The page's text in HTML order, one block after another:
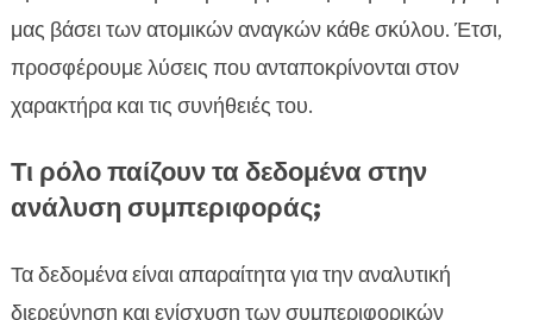
μας βάσει των ατομικών αναγκών κάθε σκύλου. Έτσι,
προσφέρουμε λύσεις που ανταποκρίνονται στον
χαρακτήρα και τις συνήθειές του.
Τι ρόλο παίζουν τα δεδομένα στην
ανάλυση συμπεριφοράς;
Τα δεδομένα είναι απαραίτητα για την αναλυτική
διερεύνηση και ενίσχυση των συμπεριφορικών